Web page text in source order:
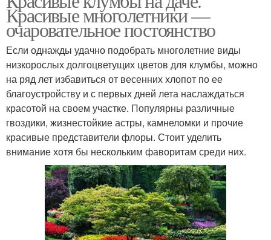
Красивые многолетники —
очаровательное постоянство
Если однажды удачно подобрать многолетние виды
низкорослых долгоцветущих цветов для клумбы, можно
на ряд лет избавиться от весенних хлопот по ее
благоустройству и с первых дней лета наслаждаться
красотой на своем участке. Популярны различные
гвоздики, жизнестойкие астры, камнеломки и прочие
красивые представители флоры. Стоит уделить
внимание хотя бы нескольким фаворитам среди них.